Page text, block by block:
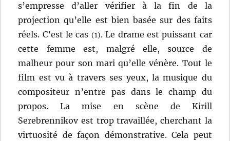
s’empresse d’aller vérifier à la fin de la
projection qu’elle est bien basée sur des faits
réels. C’est le cas (1). Le drame est puissant car
cette femme est, malgré elle, source de
malheur pour son mari qu’elle vénère. Tout le
film est vu à travers ses yeux, la musique du
compositeur n’entre pas dans le champ du
propos. La mise en scène de Kirill
Serebrennikov est trop travaillée, cherchant la
virtuosité de façon démonstrative. Cela peut